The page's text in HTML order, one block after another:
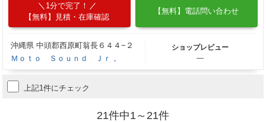
1分で完了！
【無料】見積・在庫確認
【無料】電話問い合わせ
沖縄県 中頭郡西原町翁長６４４−２
Ｍｏｔｏ Ｓｏｕｎｄ Ｊｒ，
ショップレビュー
―
上記1件にチェック
21件中1～21件